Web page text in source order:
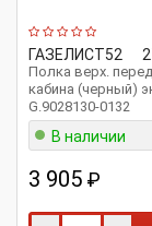
ГАЗЕЛИСТ52
Полка верх.
кабина (черный)
G.9028130-0132
В наличии
3 905 ₽